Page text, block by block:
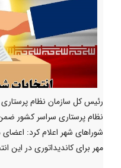
رئیس کل سازمان نظام
نظام پرستاری سراسر کشور
مهر برای کاندیداتوری در این